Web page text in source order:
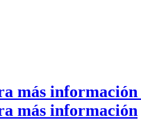
más información
más información